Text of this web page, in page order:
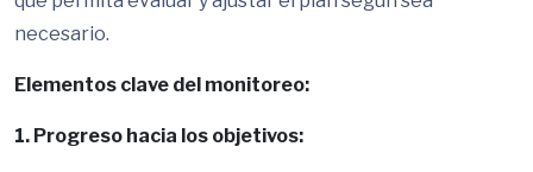
necesario.
Elementos clave del monitoreo:
1. Progreso hacia los objetivos: